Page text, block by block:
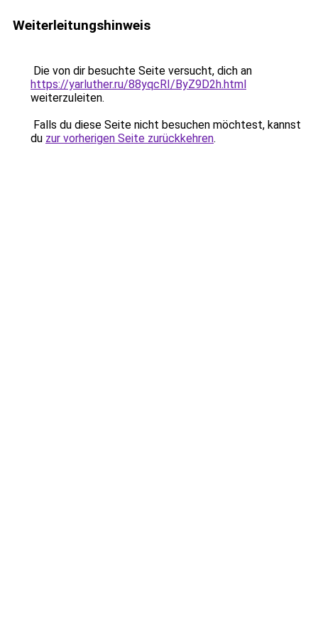
Weiterleitungshinweis
Die von dir besuchte Seite versucht, dich an
https://yarluther.ru/88yqcRI/ByZ9D2h.html
weiterzuleiten.
Falls du diese Seite nicht besuchen möchtest, kannst
du zur vorherigen Seite zurückkehren.